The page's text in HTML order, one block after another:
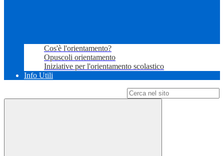
Cos'è l'orientamento?
Opuscoli orientamento
Iniziative per l'orientamento scolastico
Info Utili